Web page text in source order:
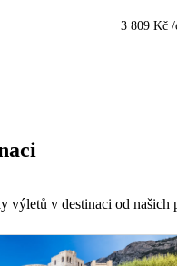
3 809 Kč /
výletů v destinaci od našich